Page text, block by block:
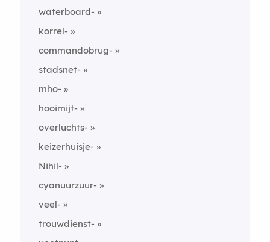
waterboard-
korrel-
commandobrug-
stadsnet-
mho-
hooimijt-
overluchts-
keizerhuisje-
Nihil-
cyanuurzuur-
veel-
trouwdienst-